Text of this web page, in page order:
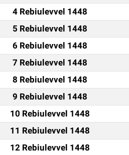
4 Rebiulevvel 1448
5 Rebiulevvel 1448
6 Rebiulevvel 1448
7 Rebiulevvel 1448
8 Rebiulevvel 1448
9 Rebiulevvel 1448
10 Rebiulevvel 1448
11 Rebiulevvel 1448
12 Rebiulevvel 1448